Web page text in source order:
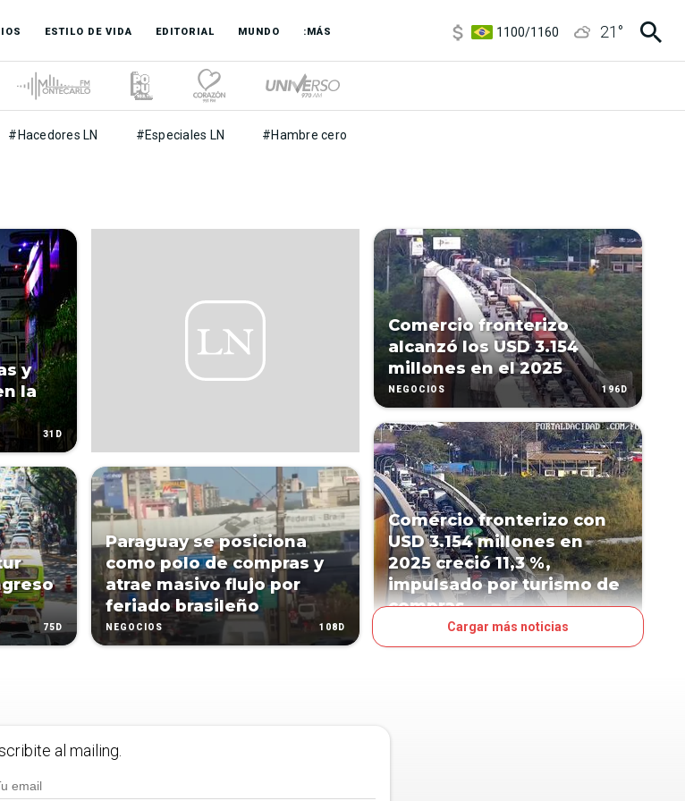
ESTILO DE VIDA EDITORIAL MUNDO :MÁS
1100/1160
21 °
#Hacedores LN #Especiales LN #Hambre cero
y
la
31D
75D
Paraguay se posiciona
como polo de compras y
atrae masivo flujo por
feriado brasileño
NEGOCIOS 108D
Comercio fronterizo
alcanzó los USD 3.154
millones en el 2025
NEGOCIOS 196D
Comercio fronterizo con
USD 3.154 millones en
2025 creció 11,3 %,
impulsado por turismo de
compras
Cargar más noticias
al mailing.